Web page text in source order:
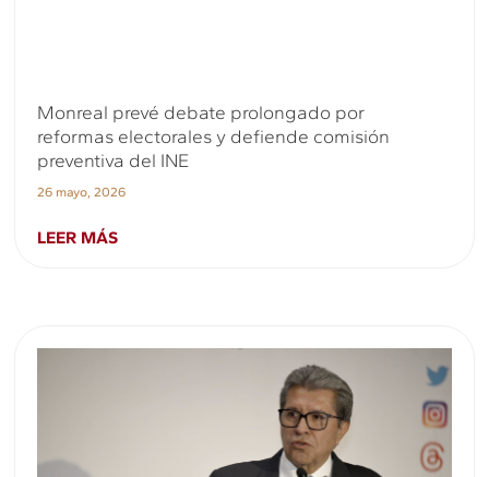
Monreal prevé debate prolongado por
reformas electorales y defiende comisión
preventiva del INE
26 mayo, 2026
LEER MÁS